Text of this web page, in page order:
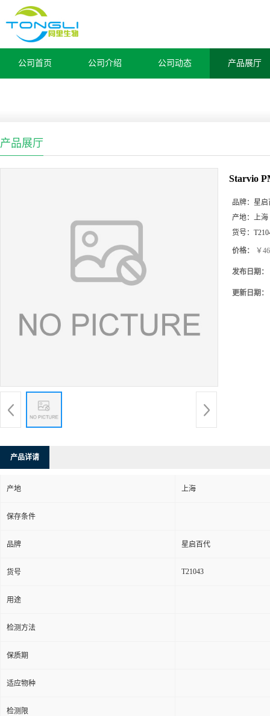
公司首页 公司介绍 公司动态 产品展厅
产品展厅
Starvio
品牌： 星启
产地： 上海
货号：
价格： ￥
发布日期：
更新日期：
产品详请
产地 上海
保存条件
品牌 星启百代
货号 T21043
用途
检测方法
保质期
适应物种
检测限